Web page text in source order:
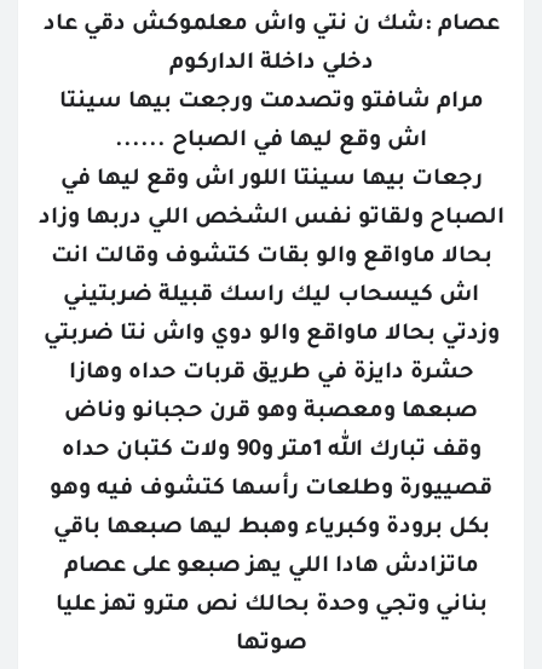
عصام :شك ن نتي واش معلموكش دقي عاد
دخلي داخلة الداركوم
مرام شافتو وتصدمت ورجعت بيها سينتا
اش وقع ليها في الصباح ......
رجعات بيها سينتا اللور اش وقع ليها في
الصباح ولقاتو نفس الشخص اللي دربها وزاد
بحالا ماواقع والو بقات كتشوف وقالت انت
اش كيسحاب ليك راسك قبيلة ضربتيني
وزدتي بحالا ماواقع والو دوي واش نتا ضربتي
حشرة دايزة في طريق قربات حداه وهازا
صبعها ومعصبة وهو قرن حجبانو وناض
وقف تبارك الله 1متر و90 ولات كتبان حداه
قصييورة وطلعات رأسها كتشوف فيه وهو
بكل برودة وكبرياء وهبط ليها صبعها باقي
ماتزادش هادا اللي يهز صبعو على عصام
بناني وتجي وحدة بحالك نص مترو تهز عليا
صوتها